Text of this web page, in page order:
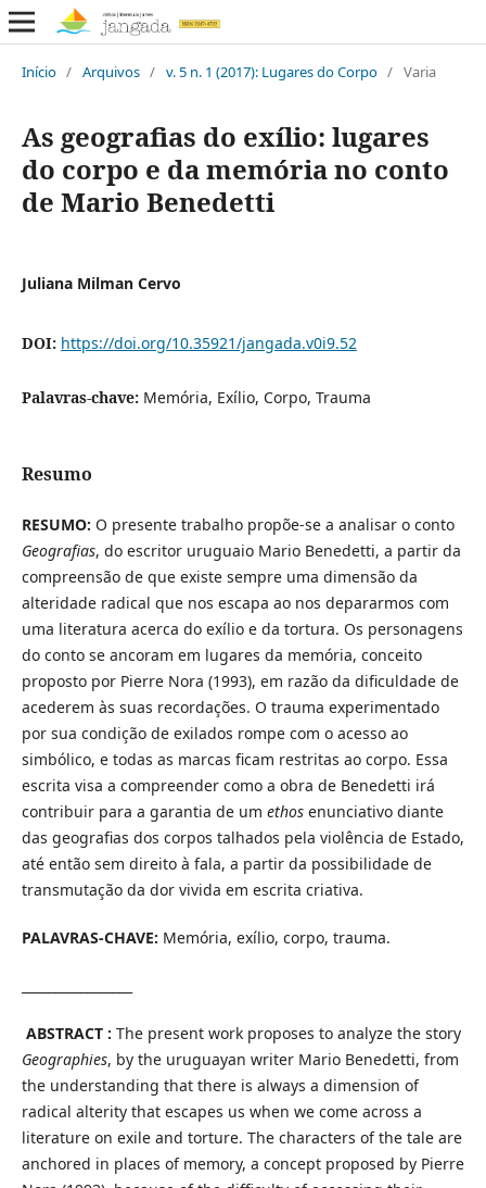
Início / Arquivos / v. 5 n. 1 (2017): Lugares do Corpo / Varia
As geografias do exílio: lugares
do corpo e da memória no conto
de Mario Benedetti
Juliana Milman Cervo
DOI: https://doi.org/10.35921/jangada.v0i9.52
Palavras-chave: Memória, Exílio, Corpo, Trauma
Resumo
RESUMO: O presente trabalho propõe-se a analisar o conto
Geografias, do escritor uruguaio Mario Benedetti, a partir da
compreensão de que existe sempre uma dimensão da
alteridade radical que nos escapa ao nos depararmos com
uma literatura acerca do exílio e da tortura. Os personagens
do conto se ancoram em lugares da memória, conceito
proposto por Pierre Nora (1993), em razão da dificuldade de
acederem às suas recordações. O trauma experimentado
por sua condição de exilados rompe com o acesso ao
simbólico, e todas as marcas ficam restritas ao corpo. Essa
escrita visa a compreender como a obra de Benedetti irá
contribuir para a garantia de um ethos enunciativo diante
das geografias dos corpos talhados pela violência de Estado,
até então sem direito à fala, a partir da possibilidade de
transmutação da dor vivida em escrita criativa.
PALAVRAS-CHAVE: Memória, exílio, corpo, trauma.
ABSTRACT : The present work proposes to analyze the story
Geographies, by the uruguayan writer Mario Benedetti, from
the understanding that there is always a dimension of
radical alterity that escapes us when we come across a
literature on exile and torture. The characters of the tale are
anchored in places of memory, a concept proposed by Pierre